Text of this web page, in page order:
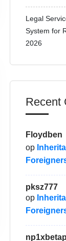
Legal
System for
2026
Recent
Floydben
op
pksz777
op